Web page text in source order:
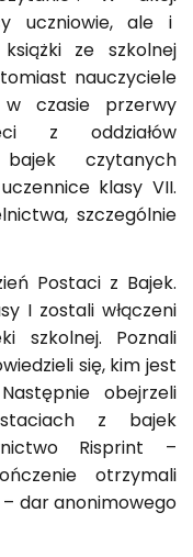
uczniowie, ale i
ze szkolnej
nauczyciele
czasie przerwy
z oddziałów
bajek czytanych
klasy VII.
szczególnie
Postaci z Bajek.
I zostali włączeni
szkolnej. Poznali
się, kim jest
obejrzeli
z bajek
Risprint –
otrzymali
– dar anonimowego